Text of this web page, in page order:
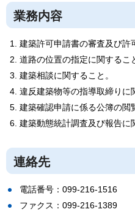
業務内容
建築許可申請書の審査及び許
道路の位置の指定に関するこ
建築相談に関すること。
違反建築物等の指導取締りに
建築確認申請に係る公簿の閲
建築動態統計調査及び報告に
連絡先
電話番号：099-216-1516
ファクス：099-216-1389